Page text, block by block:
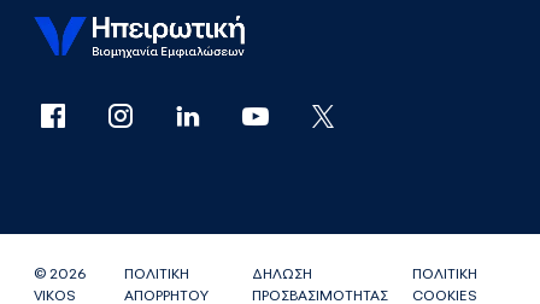
© 2026
VIKOS
ΠΟΛΙΤΙΚΗ
ΑΠΟΡΡΗΤΟΥ
ΔΗΛΩΣΗ
ΠΡΟΣΒΑΣΙΜΟΤΗΤΑΣ
ΠΟΛΙΤΙΚΗ
COOKIES